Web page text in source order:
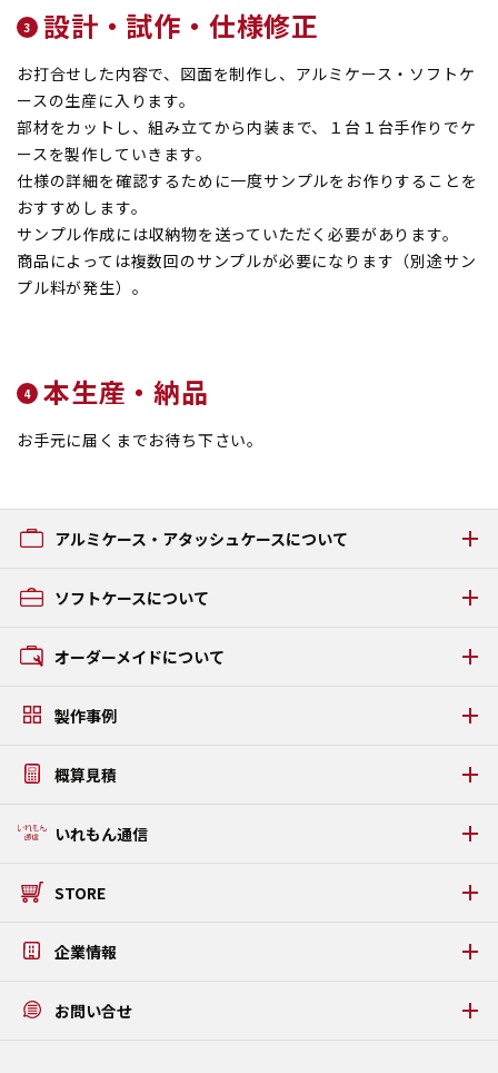
設計・試作・仕様修正
お打合せした内容で、図面を制作し、アルミケース・ソフトケ
ースの生産に入ります。
部材をカットし、組み立てから内装まで、１台１台手作りでケ
ースを製作していきます。
仕様の詳細を確認するために一度サンプルをお作りすることを
おすすめします。
サンプル作成には収納物を送っていただく必要があります。
商品によっては複数回のサンプルが必要になります（別途サン
プル料が発生）。
本生産・納品
お手元に届くまでお待ち下さい。
アルミケース・アタッシュケースについて
GRタイプ
AAタイプ
GZタイプ
うまい棒ケース
ソフトケースについて
オーダーメイドについて
素材・パーツについて
製作事例
ソフトケース・タブレットケース製作事例
プラダンケース製作事例
概算見積
いれもん通信
いれもん通信 バックナンバー
STORE
企業情報
アクテックについて
お問い合せ